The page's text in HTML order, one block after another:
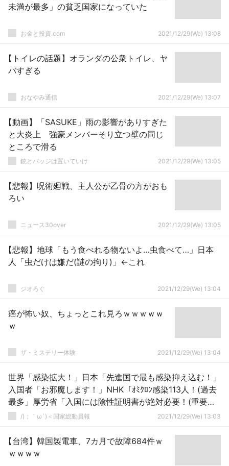
未満が最多」の貧乏国家になっていた
お金と投資.com 2021/12/29(We) 13:08
【トイレの話題】オランダの公衆トイレ、ヤ
バすぎる
おなやみ通信 2021/12/29(We) 13:07
【動画】「SASUKE」雨の影響がありすぎた
と大炎上 強豪メンバーそり立つ壁の同じ
ところで滑る
銃とバッジは置いていけ 2021/12/29(We) 13:05
【悲報】呪術廻戦、主人公が乙骨の方がおも
ろい
ニュース30over 2021/12/29(We) 13:05
【悲報】地球「もう食べれる物ないよ…虫食べて…」日本
人「虫だけは嫌だ(謎の拘り)」←これ
ジオろぐ 2021/12/29(We) 13:04
癌が怖い奴、ちょっとこれ見ろｗｗｗｗｗ
ｗ
ザ・ミステリー体験 2021/12/29(We) 13:04
世界「感染拡大！」日本「先進国で最も感染抑え込む！」
入国者「お邪魔します！」NHK「ｵﾐｸﾛﾝ感染113人！(過去
最多」厚労省「入国には陰性証明書が絶対必要！(重要」
→
/)；｀ω´)＜国家総動員報 2021/12/29(We) 13:03
【台湾】韓国製電車、7カ月で故障684件ｗ
ｗｗｗｗ